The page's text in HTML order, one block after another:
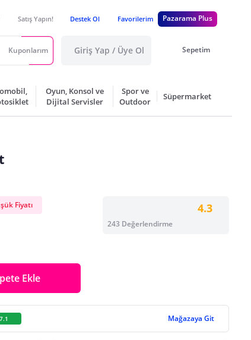
Satış Yapın! Destek Ol Favorilerim Pazarama Plus
Kuponlarım Giriş Yap / Üye Ol Sepetim
Oyun, Konsol ve
Dijital Servisler
Spor ve
Outdoor
Süpermarket
Fiyatı 4.3
243 Değerlendirme
Ekle
7.1 Mağazaya Git